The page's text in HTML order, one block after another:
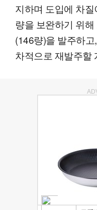
지하며 도입에 차
량을 보완하기 위
(146량)을 발주하
차적으로 재발주할